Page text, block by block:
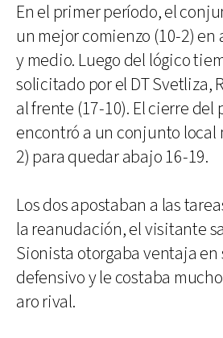
En el primer período, el
un mejor comienzo (10-2)
y medio. Luego del lógico
solicitado por el DT Svetliza,
al frente (17-10). El cierre
encontró a un conjunto local
2) para quedar abajo 16-19.
Los dos apostaban a las
la reanudación, el visitante
Sionista otorgaba ventaja en
defensivo y le costaba
aro rival.